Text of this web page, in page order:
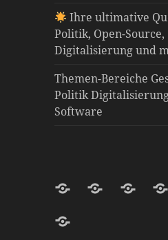
Ihre ultimative
Politik, Open-Source,
Digitalisierung und
Themen-Bereiche
Politik
Software
Darknight-
Netzwerk-
Willkommen
matrix-